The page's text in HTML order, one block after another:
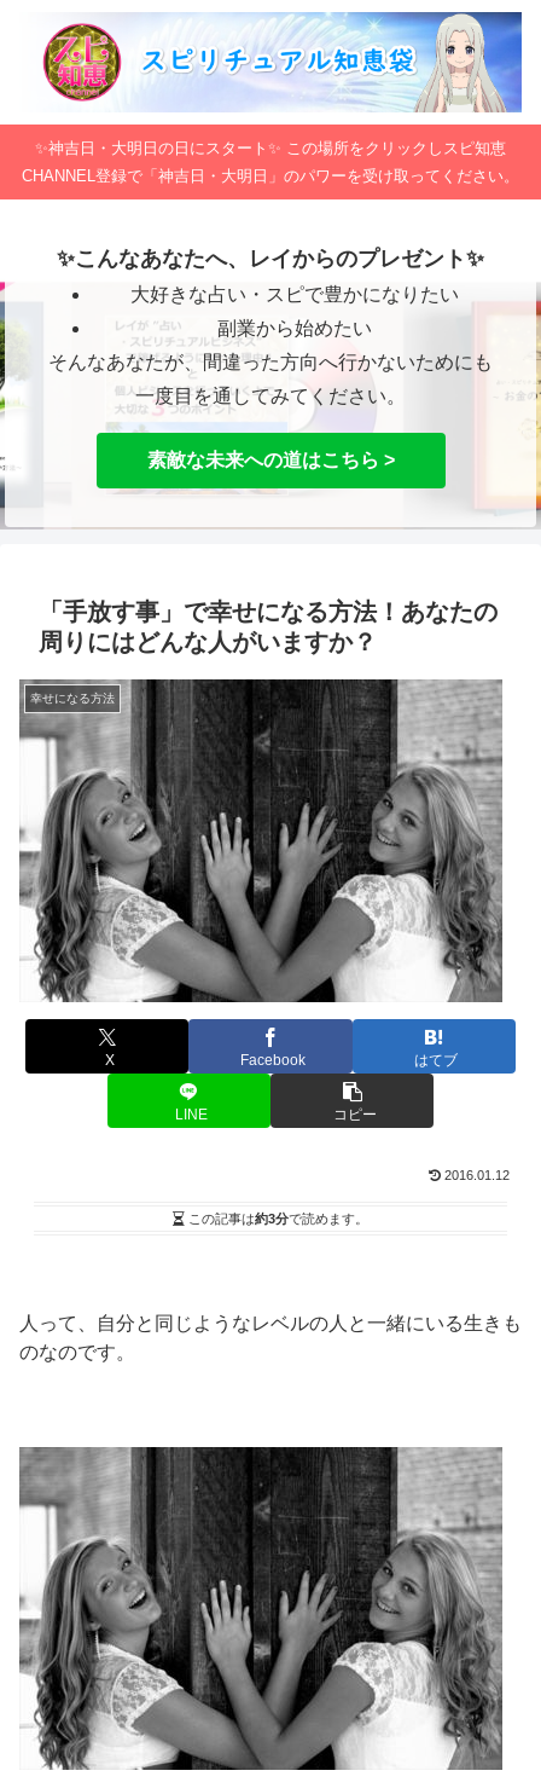
✨神吉日・大明日の日にスタート✨ この場所をクリックしスピ知恵
CHANNEL登録で「神吉日・大明日」のパワーを受け取ってください。
✨こんなあなたへ、レイからのプレゼント✨
大好きな占い・スピで豊かになりたい
副業から始めたい
そんなあなたが、間違った方向へ行かないためにも
一度目を通してみてください。
素敵な未来への道はこちら >
「手放す事」で幸せになる方法！あなたの
周りにはどんな人がいますか？
幸せになる方法
X Facebook はてブ
LINE コピー
2016.01.12
この記事は約3分で読めます。
人って、自分と同じようなレベルの人と一緒にいる生きも
のなのです。